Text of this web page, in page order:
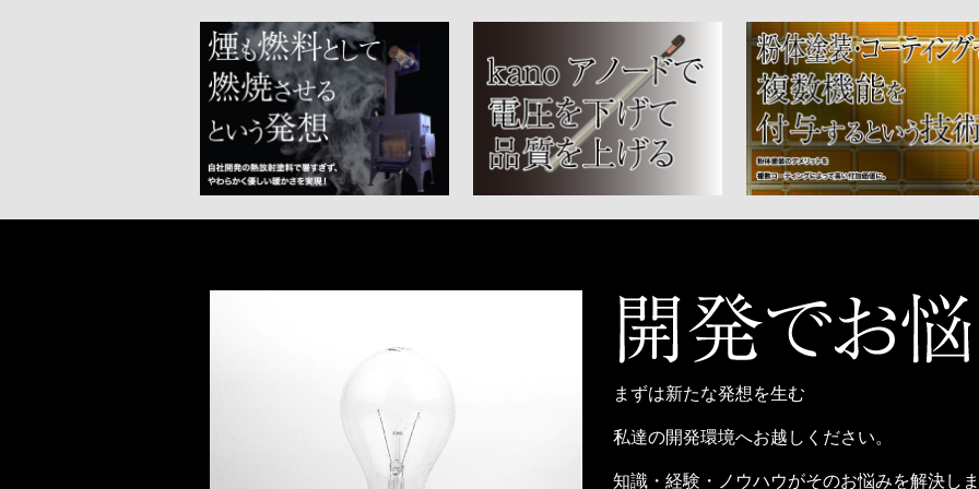
まずは新たな発想を生む
私達の開発環境へお越しください。
知識・経験・ノウハウがそのお悩みを解決し